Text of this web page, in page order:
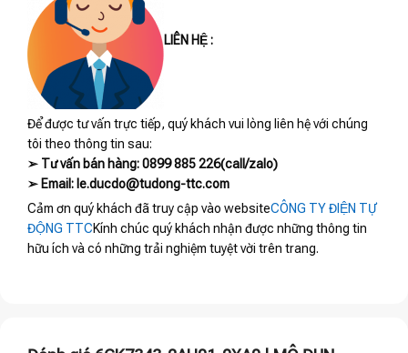
LIÊN HỆ :
Để được tư vấn trực tiếp, quý khách vui lòng liên hệ với chúng
tôi theo thông tin sau:
➢ Tư vấn bán hàng: 0899 885 226(call/zalo)
➢ Email: le.ducdo@tudong-ttc.com
Cảm ơn quý khách đã truy cập vào websiteCÔNG TY ĐIỆN TỰ
ĐỘNG TTCKính chúc quý khách nhận được những thông tin
hữu ích và có những trải nghiệm tuyệt vời trên trang.